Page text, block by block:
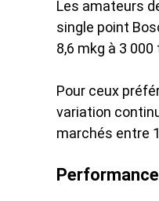
Les amateurs
single point
8,6 mkg à 3
Pour ceux
variation
marchés entre